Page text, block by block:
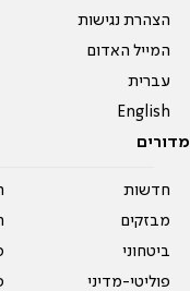
הצהרת נגישות
המייל האדום
עברית
English
מדורים
חדשות
מבזקים
ביטחוני
פוליטי-מדיני